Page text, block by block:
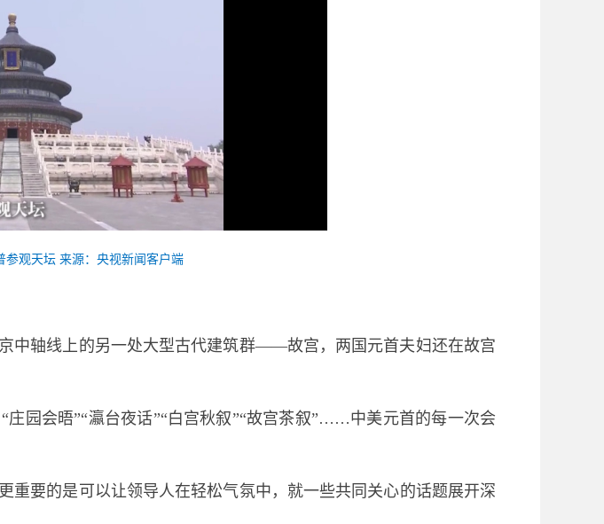
参观天坛 来源：央视新闻客户端
中轴线上的另一处大型古代建筑群——故宫，两国元首夫妇还在故宫
园会晤”“瀛台夜话”“白宫秋叙”“故宫茶叙”……中美元首的每一次会
要的是可以让领导人在轻松气氛中，就一些共同关心的话题展开深